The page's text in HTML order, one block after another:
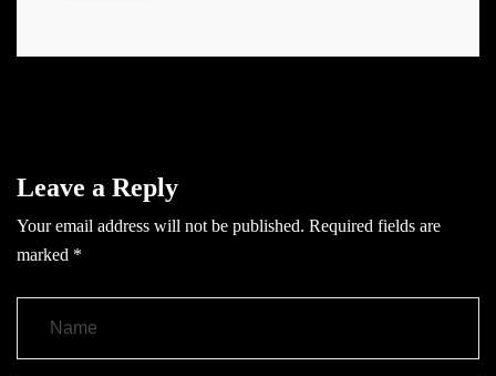
Leave a Reply
Your email address will not be published. Required fields are
marked *